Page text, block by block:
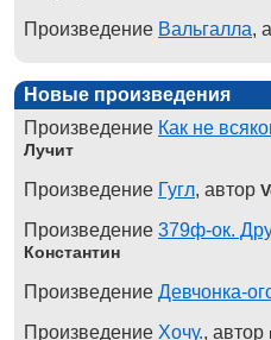
Произведение Вальгалла,
Новые произведения
Произведение Как не
Лучит
Произведение Гугл, автор
Произведение 379ф-ок.
Константин
Произведение Девчонка-
Произведение Хочу., автор